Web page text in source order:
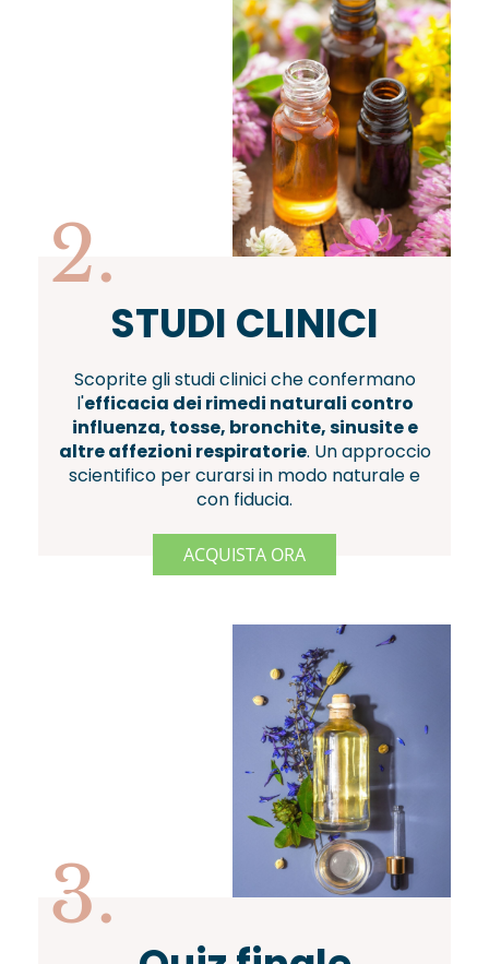
2.
STUDI CLINICI
Scoprite gli studi clinici che confermano
l'efficacia dei rimedi naturali contro
influenza, tosse, bronchite, sinusite e
altre affezioni respiratorie. Un approccio
scientifico per curarsi in modo naturale e
con fiducia.
ACQUISTA ORA
3.